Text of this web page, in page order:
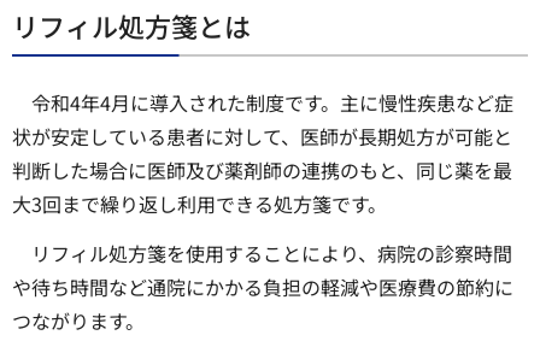
リフィル処方箋とは
令和4年4月に導入された制度です。主に慢性疾患など症
状が安定している患者に対して、医師が長期処方が可能と
判断した場合に医師及び薬剤師の連携のもと、同じ薬を最
大3回まで繰り返し利用できる処方箋です。
リフィル処方箋を使用することにより、病院の診察時間
や待ち時間など通院にかかる負担の軽減や医療費の節約に
つながります。